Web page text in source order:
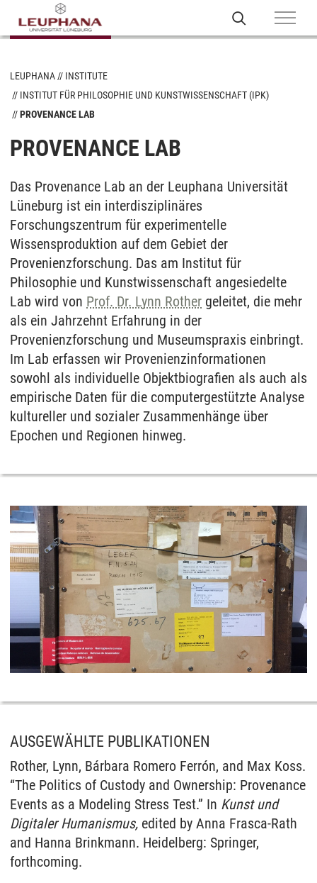
LEUPHANA
INSTITUTE
INSTITUT FÜR PHILOSOPHIE UND KUNSTWISSENSCHAFT (IPK)
PROVENANCE LAB
PROVENANCE LAB
Das Provenance Lab an der Leuphana Universität
Lüneburg ist ein interdisziplinäres
Forschungszentrum für experimentelle
Wissensproduktion auf dem Gebiet der
Provenienzforschung. Das am Institut für
Philosophie und Kunstwissenschaft angesiedelte
Lab wird von Prof. Dr. Lynn Rother geleitet, die mehr
als ein Jahrzehnt Erfahrung in der
Provenienzforschung und Museumspraxis einbringt.
Im Lab erfassen wir Provenienzinformationen
sowohl als individuelle Objektbiografien als auch als
empirische Daten für die computergestützte Analyse
kultureller und sozialer Zusammenhänge über
Epochen und Regionen hinweg.
AUSGEWÄHLTE PUBLIKATIONEN
Rother, Lynn, Bárbara Romero Ferrón, and Max Koss.
“The Politics of Custody and Ownership: Provenance
Events as a Modeling Stress Test.” In Kunst und
Digitaler Humanismus, edited by Anna Frasca-Rath
and Hanna Brinkmann. Heidelberg: Springer,
forthcoming.